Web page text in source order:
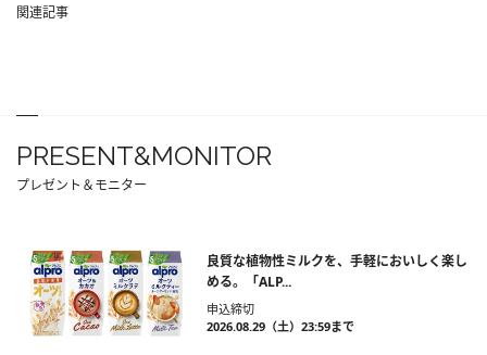
関連記事
PRESENT&MONITOR
プレゼント＆モニター
良質な植物性ミルクを、手軽においしく楽し
める。「ALP...
申込締切
2026.08.29（土）23:59まで